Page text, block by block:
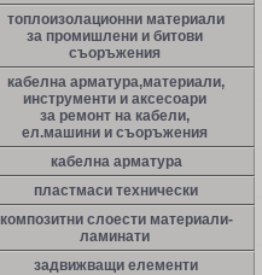
топлоизолационни материали
за промишлени и битови
съоръжения
кабелна арматура,материали,
инструменти и аксесоари
за ремонт на кабели,
ел.машини и съоръжения
кабелна арматура
пластмаси технически
композитни слоести материали-
ламинати
задвижващи елементи